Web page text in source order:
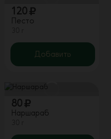
120
Песто
Добавить
80
Наршараб